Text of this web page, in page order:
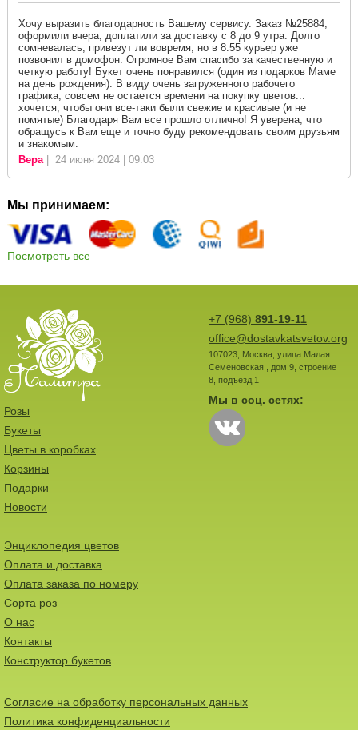
Хочу выразить благодарность Вашему сервису. Заказ №25884,
оформили вчера, доплатили за доставку с 8 до 9 утра. Долго
сомневалась, привезут ли вовремя, но в 8:55 курьер уже
позвонил в домофон. Огромное Вам спасибо за качественную и
четкую работу! Букет очень понравился (один из подарков Маме
на день рождения). В виду очень загруженного рабочего
графика, совсем не остается времени на покупку цветов...
хочется, чтобы они все-таки были свежие и красивые (и не
помятые) Благодаря Вам все прошло отлично! Я уверена, что
обращусь к Вам еще и точно буду рекомендовать своим друзьям
и знакомым.
Вера| 24 июня 2024 | 09:03
Мы принимаем:
Посмотреть все
+7 (968) 891-19-11
office@dostavkatsvetov.org
107023, Москва, улица Малая
Семеновская , дом 9, строение
8, подъезд 1
Мы в соц. сетях:
Розы
Букеты
Цветы в коробках
Корзины
Подарки
Новости
Энциклопедия цветов
Оплата и доставка
Оплата заказа по номеру
Сорта роз
О нас
Контакты
Конструктор букетов
Согласие на обработку персональных данных
Политика конфиденциальности